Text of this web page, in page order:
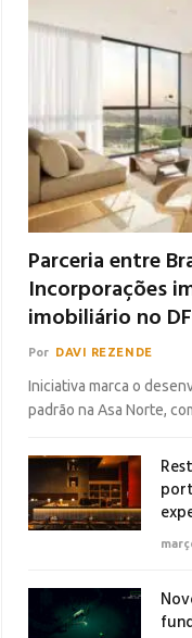
Parceria entre
Incorporações
imobiliário no DF
Por DAVI REZENDE
Iniciativa marca o
padrão na Asa Norte,